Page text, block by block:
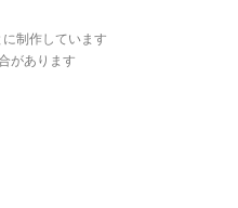
制作しています
があります